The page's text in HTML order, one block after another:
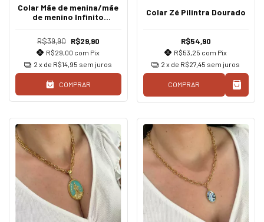
Colar Mãe de menina/mãe
de menino Infinito
R$39,90 R$29,90
R$29,00 com Pix
2 x de R$14,95 sem juros
COMPRAR
Colar Zé Pilintra Dourado
R$54,90
R$53,25 com Pix
2 x de R$27,45 sem juros
COMPRAR